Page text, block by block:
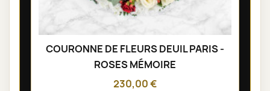
COURONNE DE FLEURS DEUIL PARIS -
ROSES MÉMOIRE
230,00 €